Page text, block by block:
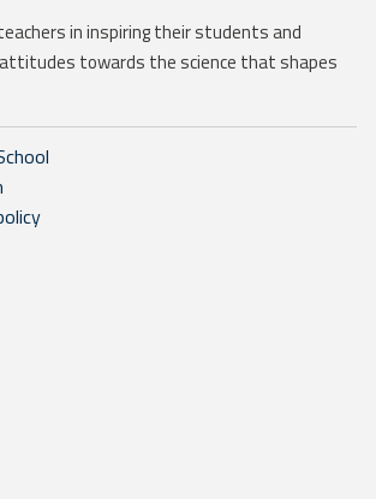
in inspiring their students and
towards the science that shapes